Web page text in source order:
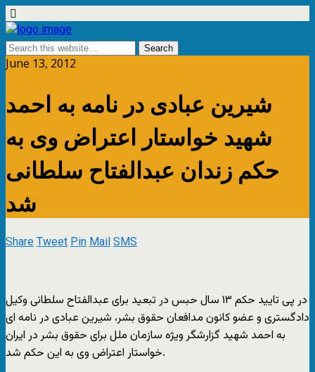
June 13, 2012
شیرین عبادی در نامه به احمد
شهید خواستار اعتراض وی به
حکم زندان عبدالفتاح سلطانی
شد
ShareTweetPinMailSMS
در پی تایید حکم ۱۳ سال حبس در تبعید برای عبدالفتاح سلطانی وکیل
دادگستری و عضو کانون مدافعان حقوق بشر، شیرین عبادی در نامه ای
به احمد شهید گزارشگر ویژه سازمان ملل برای حقوق بشر در ایران
خواستار اعتراض وی به این حکم شد.